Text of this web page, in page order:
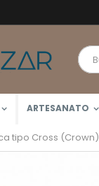
ARTESANATO
tipo Cross (Crown)